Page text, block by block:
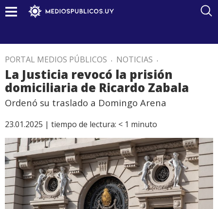
PORTAL MEDIOS PÚBLICOS . NOTICIAS .
La Justicia revocó la prisión
domiciliaria de Ricardo Zabala
Ordenó su traslado a Domingo Arena
23.01.2025 | tiempo de lectura: < 1 minuto